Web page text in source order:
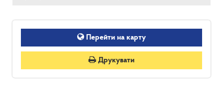
Перейти на карту
Друкувати